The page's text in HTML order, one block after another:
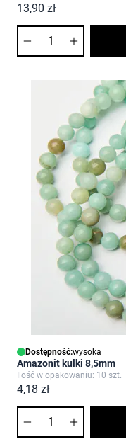
13,90 zł
Dostępność:wysoka
Amazonit kulki 8,5mm
Ilość w opakowaniu: 10 szt.
4,18 zł